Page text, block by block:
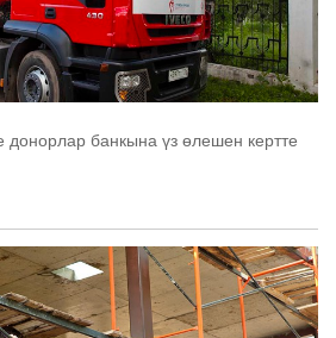
донорлар банкына үз өлешен кертте